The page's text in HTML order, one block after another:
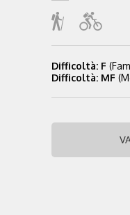
Difficoltà: F
Difficoltà: MF